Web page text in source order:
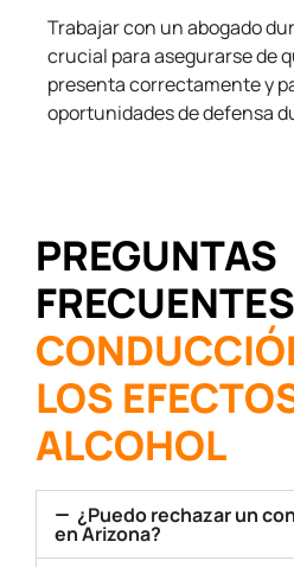
Trabajar con un abogado
crucial para asegurarse de
presenta correctamente y
oportunidades de defensa
PREGUNTAS
LOS
ALCOHOL
¿Puedo rechazar un
en Arizona?